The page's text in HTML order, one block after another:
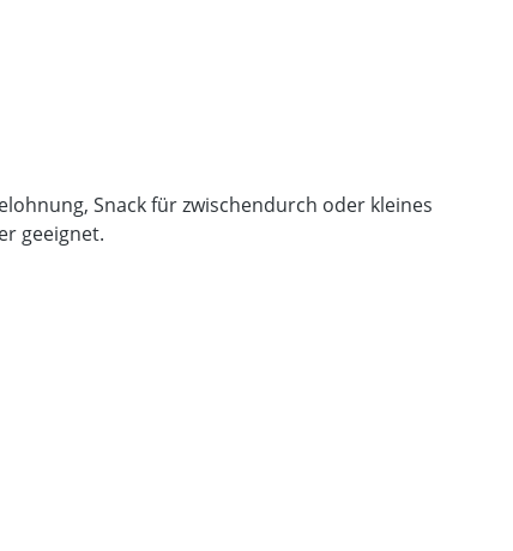
Snack für zwischendurch oder kleines
geeignet.